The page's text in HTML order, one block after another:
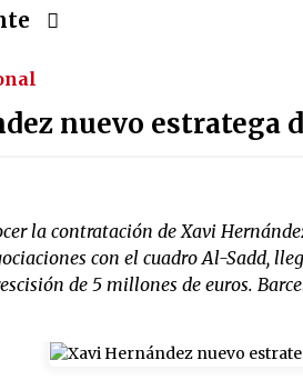
nuevo estratega
la contratación de Xavi
con el cuadro Al-Sadd,
de 5 millones de euros.